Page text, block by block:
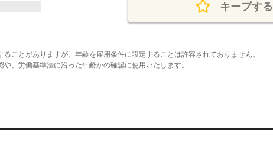
キープする
ことがありますが、年齢を雇用条件に設定することは許容されておりません。
、労働基準法に沿った年齢かの確認に使用いたします。